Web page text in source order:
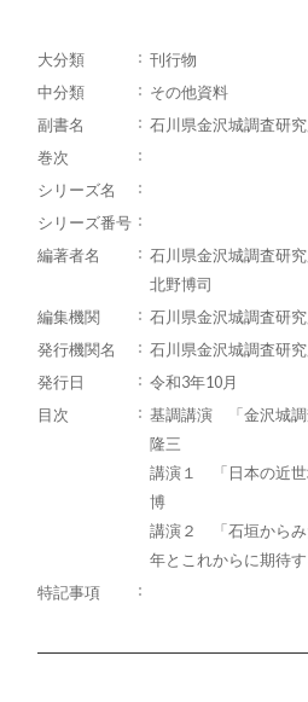
大分類
刊行物
中分類
その他資料
副書名
石川県金沢城調査研
巻次
シリーズ名
シリーズ番号
編著者名
石川県金沢城調査研
北野博司
編集機関
石川県金沢城調査研
発行機関名
石川県金沢城調査研
発行日
令和3年10月
目次
基調講演 「金沢城
隆三
講演１ 「日本の近
博
講演２ 「石垣から
年とこれからに期
特記事項